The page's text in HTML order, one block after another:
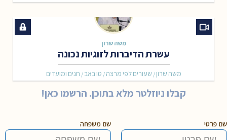
משה שרון
עשרת הדיברות לזוגיות נכונה
חגים ומועדים / טו באב / שעורים לפי מרצה /משה שרון
קבלו ניוזלטר מלא בתוכן. הרשמו כאן!
שם פרטי שם משפחה